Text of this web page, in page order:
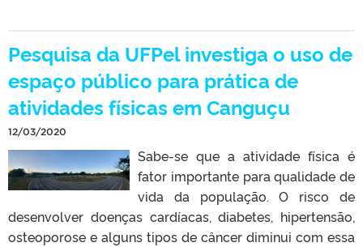
Pesquisa da UFPel investiga o uso de
espaço público para prática de
atividades físicas em Canguçu
12/03/2020
Sabe-se que a atividade física é
fator importante para qualidade de
vida da população. O risco de
desenvolver doenças cardíacas, diabetes, hipertensão,
osteoporose e alguns tipos de câncer diminui com essa